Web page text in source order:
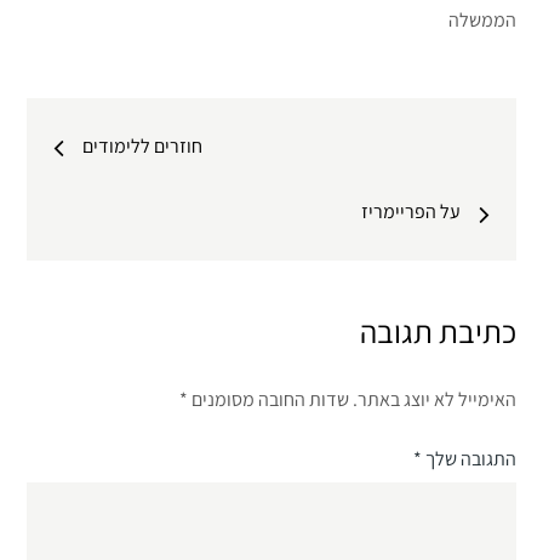
הממשלה
חוזרים ללימודים
על הפריימריז
כתיבת תגובה
האימייל לא יוצג באתר. שדות החובה מסומנים *
התגובה שלך*